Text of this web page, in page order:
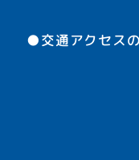
●交通アクセス